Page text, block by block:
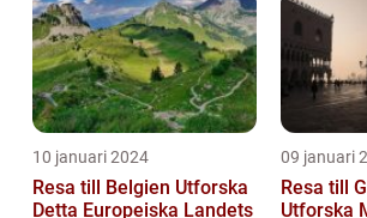
10 januari 2024
Resa till Belgien Utforska
Detta Europeiska Landets
09 januari
Resa till
Utforska